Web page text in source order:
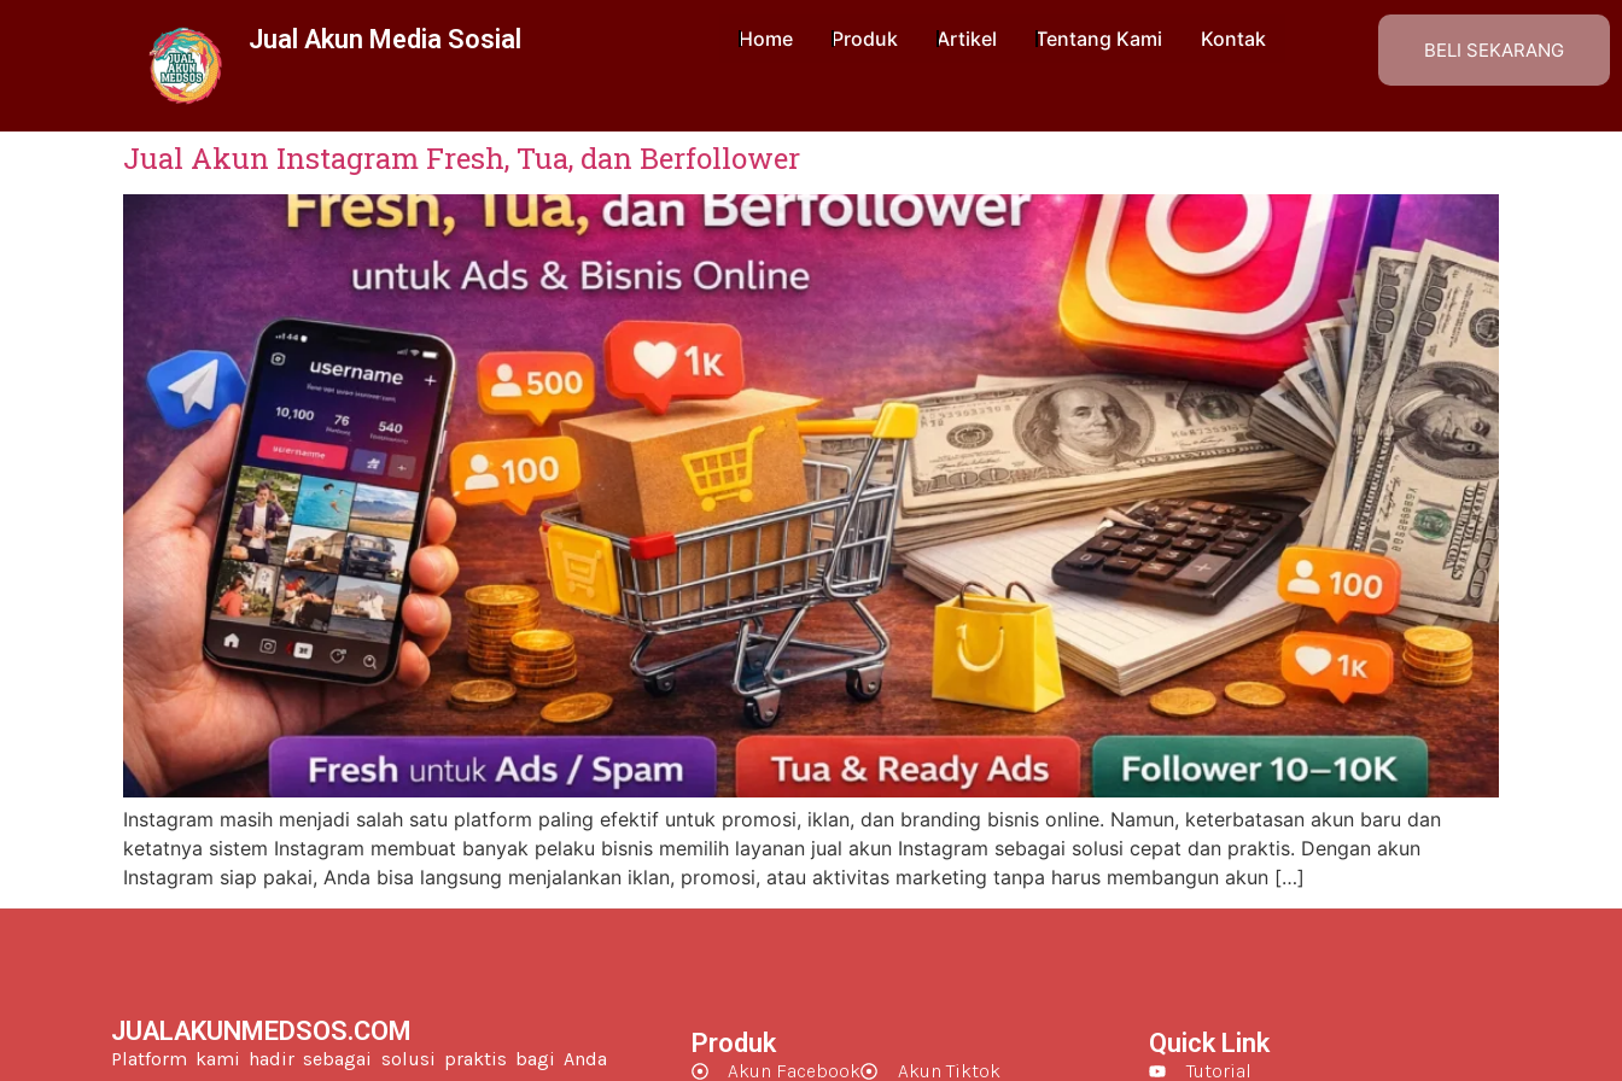
Jual Akun Media Sosial Home Produk Artikel Tentang Kami Kontak BELI SEKARANG
Jual Akun Instagram Fresh, Tua, dan Berfollower
Instagram masih menjadi salah satu platform paling efektif untuk promosi, iklan, dan branding bisnis online. Namun, keterbatasan akun baru dan
ketatnya sistem Instagram membuat banyak pelaku bisnis memilih layanan jual akun Instagram sebagai solusi cepat dan praktis. Dengan akun
Instagram siap pakai, Anda bisa langsung menjalankan iklan, promosi, atau aktivitas marketing tanpa harus membangun akun […]
JUALAKUNMEDSOS.COM
Platform kami hadir sebagai solusi praktis bagi Anda
Produk
Akun Facebook Akun Tiktok
Quick Link
Tutorial